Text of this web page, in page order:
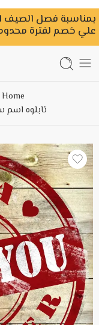
علي خصم لفترة
Home
تابلوه اسم